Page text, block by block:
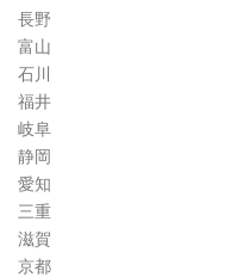
長野
富山
石川
福井
岐阜
静岡
愛知
三重
滋賀
京都